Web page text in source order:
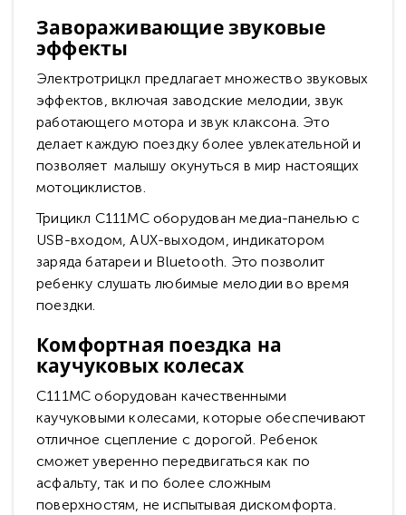
Завораживающие звуковые
эффекты
Электротрицкл предлагает множество звуковых
эффектов, включая заводские мелодии, звук
работающего мотора и звук клаксона. Это
делает каждую поездку более увлекательной и
позволяет малышу окунуться в мир настоящих
мотоциклистов.
Трицикл C111MC оборудован медиа-панелью с
USB-входом, AUX-выходом, индикатором
заряда батареи и Bluetooth. Это позволит
ребенку слушать любимые мелодии во время
поездки.
Комфортная поездка на
каучуковых колесах
C111MC оборудован качественными
каучуковыми колесами, которые обеспечивают
отличное сцепление с дорогой. Ребенок
сможет уверенно передвигаться как по
асфальту, так и по более сложным
поверхностям, не испытывая дискомфорта.